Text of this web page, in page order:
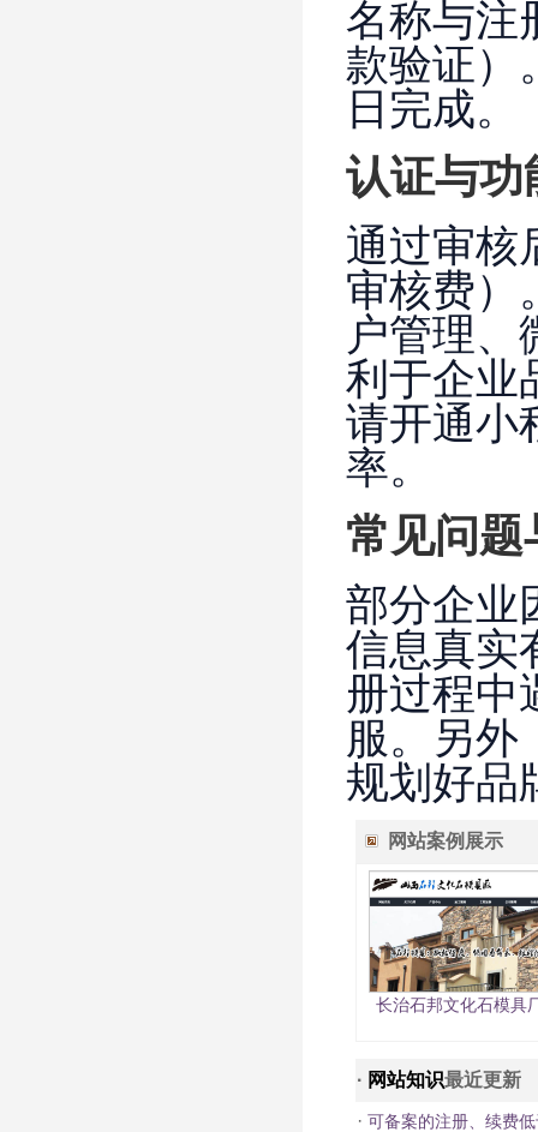
名称与注
款验证）
日完成。
认证与
通过审核
审核费）
户管理
利于企业
请开通小
率。
常见问
部分企业
信息真实
册过程中
服。另外
规划好品
网站案例展示
长治石邦文化石模具
· 网站知识最近更新
· 可备案的注册、续费